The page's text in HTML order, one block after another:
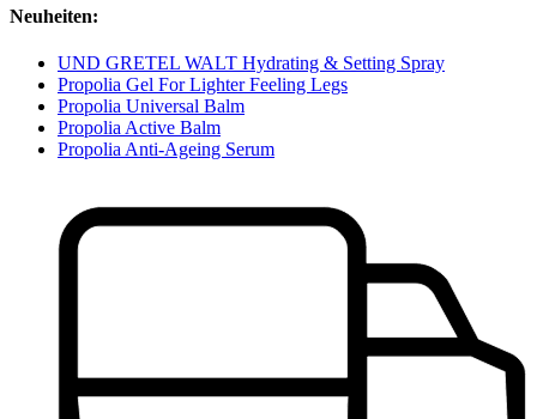
Neuheiten:
UND GRETEL WALT Hydrating & Setting Spray
Propolia Gel For Lighter Feeling Legs
Propolia Universal Balm
Propolia Active Balm
Propolia Anti-Ageing Serum